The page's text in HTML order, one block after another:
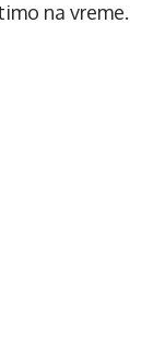
na vreme.